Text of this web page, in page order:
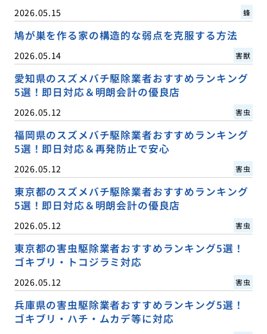
2026.05.15 蜂
鳩が巣を作る家の構造的な弱点を克服する方法
2026.05.14 害獣
愛知県のスズメバチ駆除業者おすすめランキング
5選！即日対応＆明朗会計の優良店
2026.05.12 害虫
福岡県のスズメバチ駆除業者おすすめランキング
5選！即日対応＆再発防止で安心
2026.05.12 害虫
東京都のスズメバチ駆除業者おすすめランキング
5選！即日対応＆明朗会計の優良店
2026.05.12 害虫
東京都の害虫駆除業者おすすめランキング5選！
ゴキブリ・トコジラミ対応
2026.05.12 害虫
兵庫県の害虫駆除業者おすすめランキング5選！
ゴキブリ・ハチ・ムカデ等に対応